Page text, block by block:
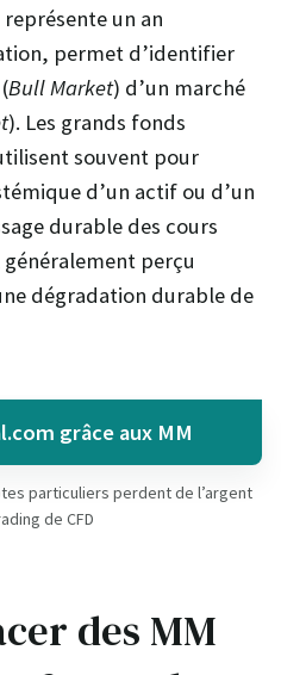
un an
permet d’identifier
Bull Market) d’un marché
). Les grands fonds
souvent pour
d’un actif ou d’un
durable des cours
généralement perçu
dégradation durable de
grâce aux MM
particuliers perdent de l’argent
de CFD
des MM